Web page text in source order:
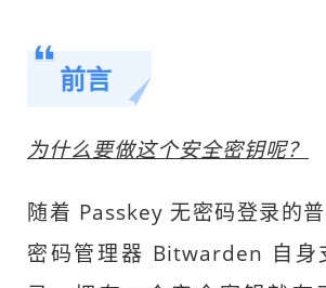
前言
为什么要做这个安全密钥呢？
随着 Passkey 无密码登录的
密码管理器 Bitwarden 自身